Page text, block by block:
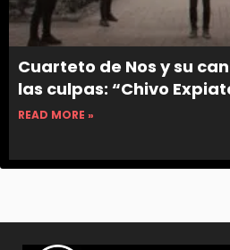
Cuarteto de Nos y su
las culpas: “Chivo
READ MORE »